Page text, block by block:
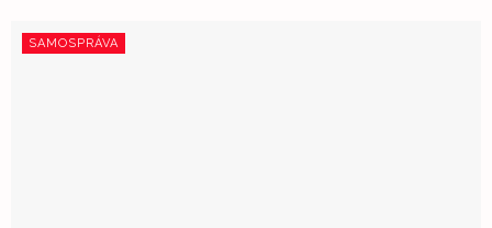
SAMOSPRÁVA